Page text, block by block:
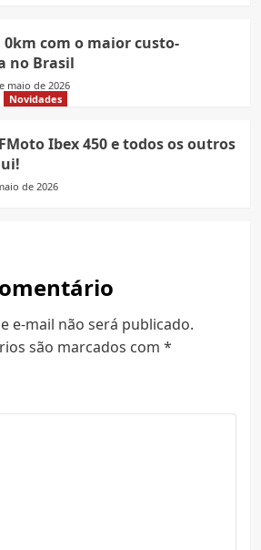
com o maior custo-
no Brasil
maio de 2026
Novidades
Ibex 450 e todos os outros
de 2026
e-mail não será publicado.
são marcados com *